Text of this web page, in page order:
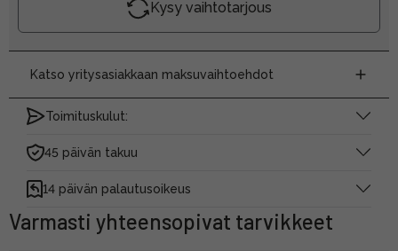
Kysy vaihtotarjous
Katso yritysasiakkaan maksuvaihtoehdot
Toimituskulut:
45 päivän takuu
14 päivän palautusoikeus
Varmasti yhteensopivat tarvikkeet